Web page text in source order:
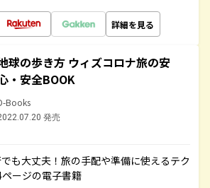
詳細を見る
球の歩き方 ウィズコロナ旅の安
・安全BOOK
Books
発売
も大丈夫！旅の手配や準備に使えるテク
ージの電子書籍